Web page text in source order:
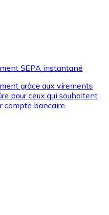
SEPA instantané
grâce aux virements
pour ceux qui souhaitent
compte bancaire.